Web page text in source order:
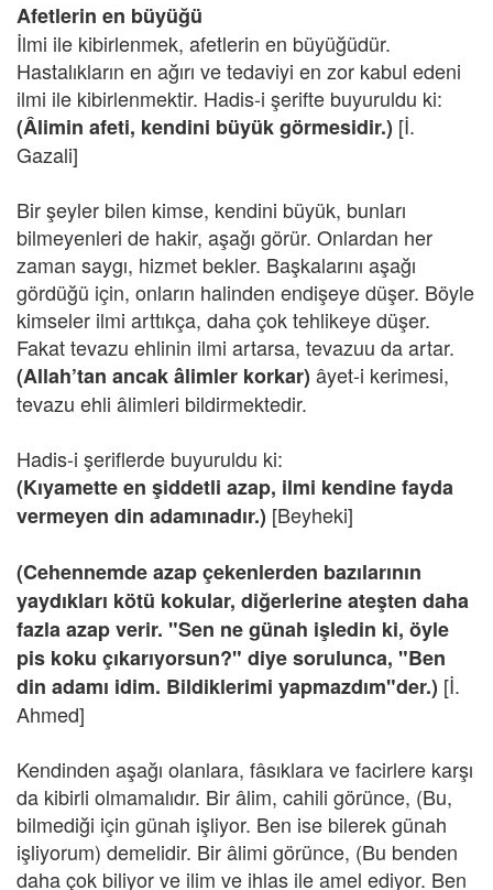
Afetlerin en büyüğü
İlmi ile kibirlenmek, afetlerin en büyüğüdür.
Hastalıkların en ağırı ve tedaviyi en zor kabul edeni
ilmi ile kibirlenmektir. Hadis-i şerifte buyuruldu ki:
(Âlimin afeti, kendini büyük görmesidir.) [İ.
Gazali]
Bir şeyler bilen kimse, kendini büyük, bunları
bilmeyenleri de hakir, aşağı görür. Onlardan her
zaman saygı, hizmet bekler. Başkalarını aşağı
gördüğü için, onların halinden endişeye düşer. Böyle
kimseler ilmi arttıkça, daha çok tehlikeye düşer.
Fakat tevazu ehlinin ilmi artarsa, tevazuu da artar.
(Allah’tan ancak âlimler korkar) âyet-i kerimesi,
tevazu ehli âlimleri bildirmektedir.
Hadis-i şeriflerde buyuruldu ki:
(Kıyamette en şiddetli azap, ilmi kendine fayda
vermeyen din adamınadır.) [Beyheki]
(Cehennemde azap çekenlerden bazılarının
yaydıkları kötü kokular, diğerlerine ateşten daha
fazla azap verir. "Sen ne günah işledin ki, öyle
pis koku çıkarıyorsun?" diye sorulunca, "Ben
din adamı idim. Bildiklerimi yapmazdım"der.) [İ.
Ahmed]
Kendinden aşağı olanlara, fâsıklara ve facirlere karşı
da kibirli olmamalıdır. Bir âlim, cahili görünce, (Bu,
bilmediği için günah işliyor. Ben ise bilerek günah
işliyorum) demelidir. Bir âlimi görünce, (Bu benden
daha çok biliyor ve ilim ve ihlas ile amel ediyor. Ben